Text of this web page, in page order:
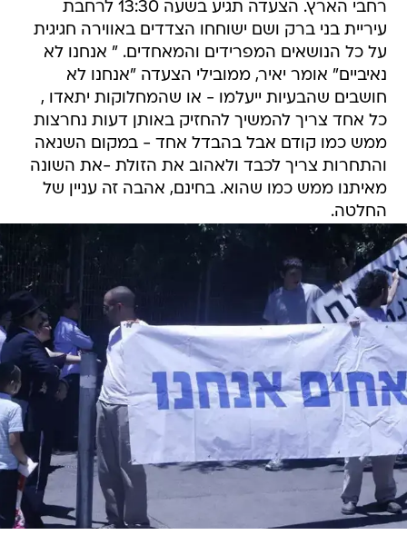
רחבי הארץ. הצעדה תגיע בשעה 13:30 לרחבת
עיריית בני ברק ושם ישוחחו הצדדים באווירה חגיגית
על כל הנושאים המפרידים והמאחדים. " אנחנו לא
נאיביים" אומר יאיר, ממובילי הצעדה "אנחנו לא
חושבים שהבעיות ייעלמו - או שהמחלוקות יתאדו ,
כל אחד צריך להמשיך להחזיק באותן דעות נחרצות
ממש כמו קודם אבל בהבדל אחד - במקום השנאה
והתחרות צריך לכבד ולאהוב את הזולת -את השונה
מאיתנו ממש כמו שהוא. בחינם, אהבה זה עניין של
החלטה.